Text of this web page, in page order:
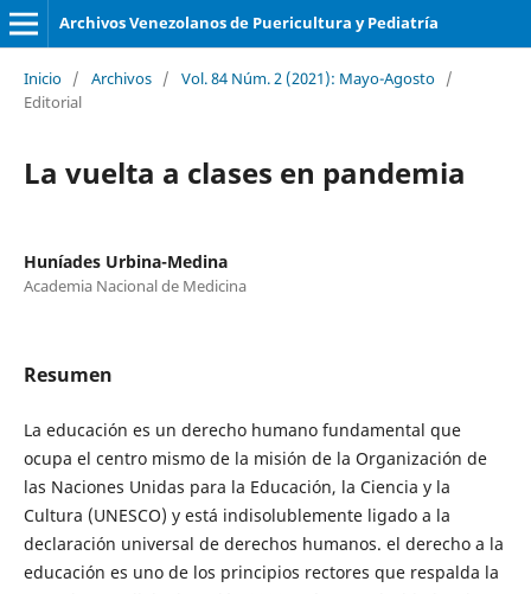
Archivos Venezolanos de Puericultura y Pediatría
Inicio / Archivos / Vol. 84 Núm. 2 (2021): Mayo-Agosto /
Editorial
La vuelta a clases en pandemia
Huníades Urbina-Medina
Academia Nacional de Medicina
Resumen
La educación es un derecho humano fundamental que
ocupa el centro mismo de la misión de la Organización de
las Naciones Unidas para la Educación, la Ciencia y la
Cultura (UNESCO) y está indisolublemente ligado a la
declaración universal de derechos humanos. el derecho a la
educación es uno de los principios rectores que respalda la